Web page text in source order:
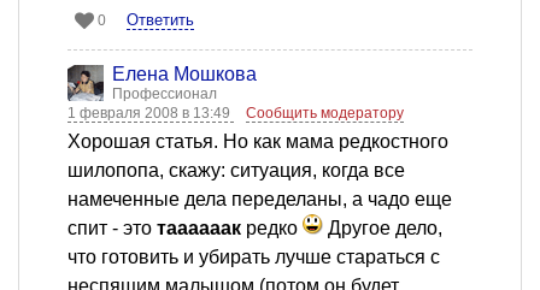
0 Ответить
Елена Мошкова
Профессионал
1 февраля 2008 в 13:49
Сообщить модератору
Хорошая статья. Но как мама редкостного
шилопопа, скажу: ситуация, когда все
намеченные дела переделаны, а чадо еще
спит - это таааааак редко
Другое дело,
что готовить и убирать лучше стараться с